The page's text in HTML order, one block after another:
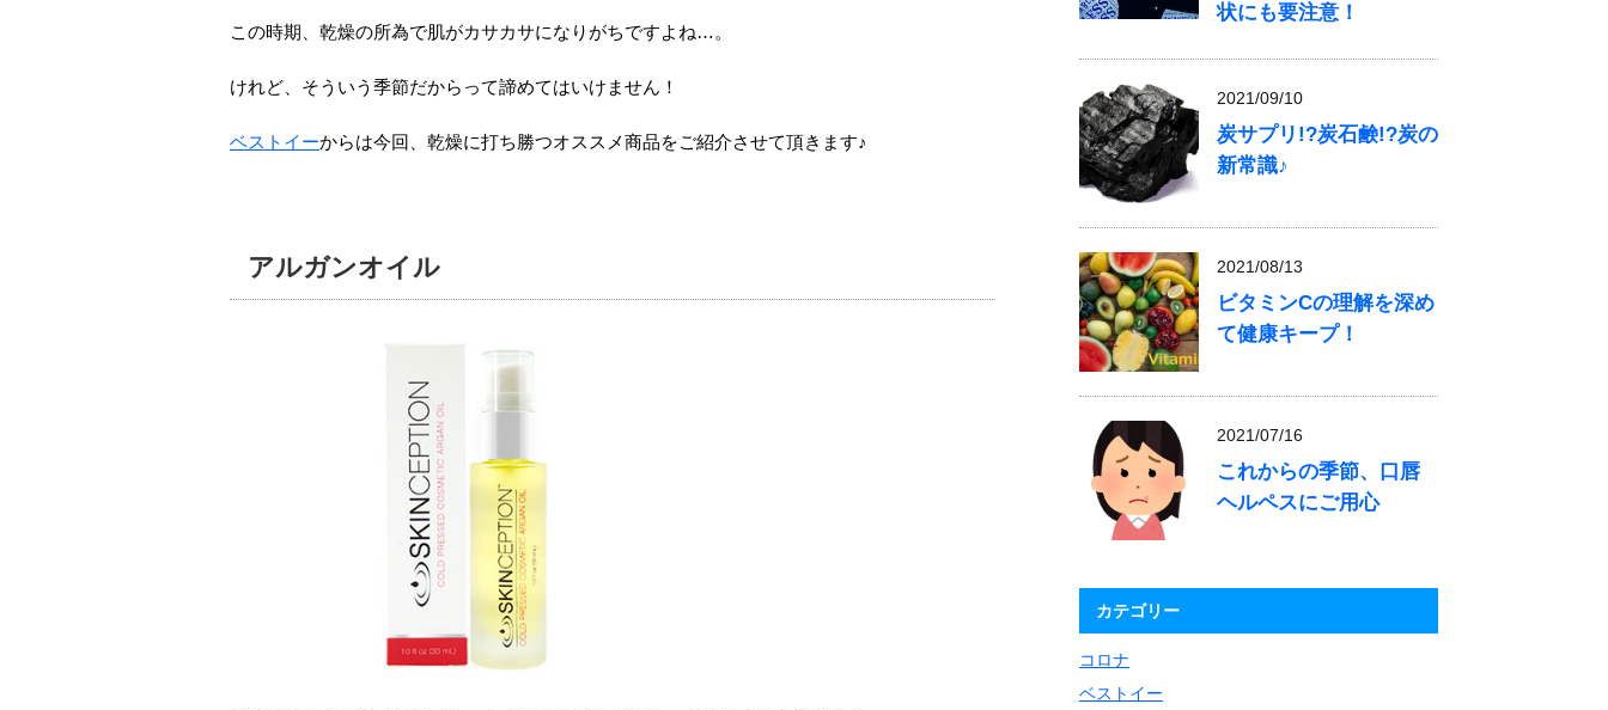
この時期、乾燥の所為で肌がカサカサになりがちですよね…。
けれど、そういう季節だからって諦めてはいけません！
ベストイーからは今回、乾燥に打ち勝つオススメ商品をご紹介させて頂きます♪
アルガンオイル
状にも要注意！
2021/09/10
炭サプリ!?炭石鹸!?炭の
新常識♪
2021/08/13
ビタミンCの理解を深め
て健康キープ！
2021/07/16
これからの季節、口唇
ヘルペスにご用心
カテゴリー
コロナ
ベストイー